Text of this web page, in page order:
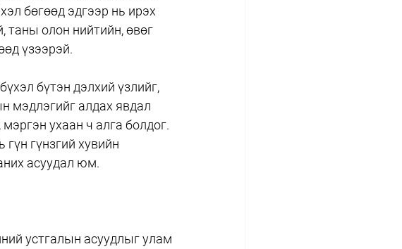
бөгөөд эдгээр нь ирэх
таны олон нийтийн, өвөг
үзээрэй.
бүтэн дэлхий үзлийг,
мэдлэгийг алдах явдал
ухаан ч алга болдог.
гүнзгий хувийн
асуудал юм.
устгалын асуудлыг улам